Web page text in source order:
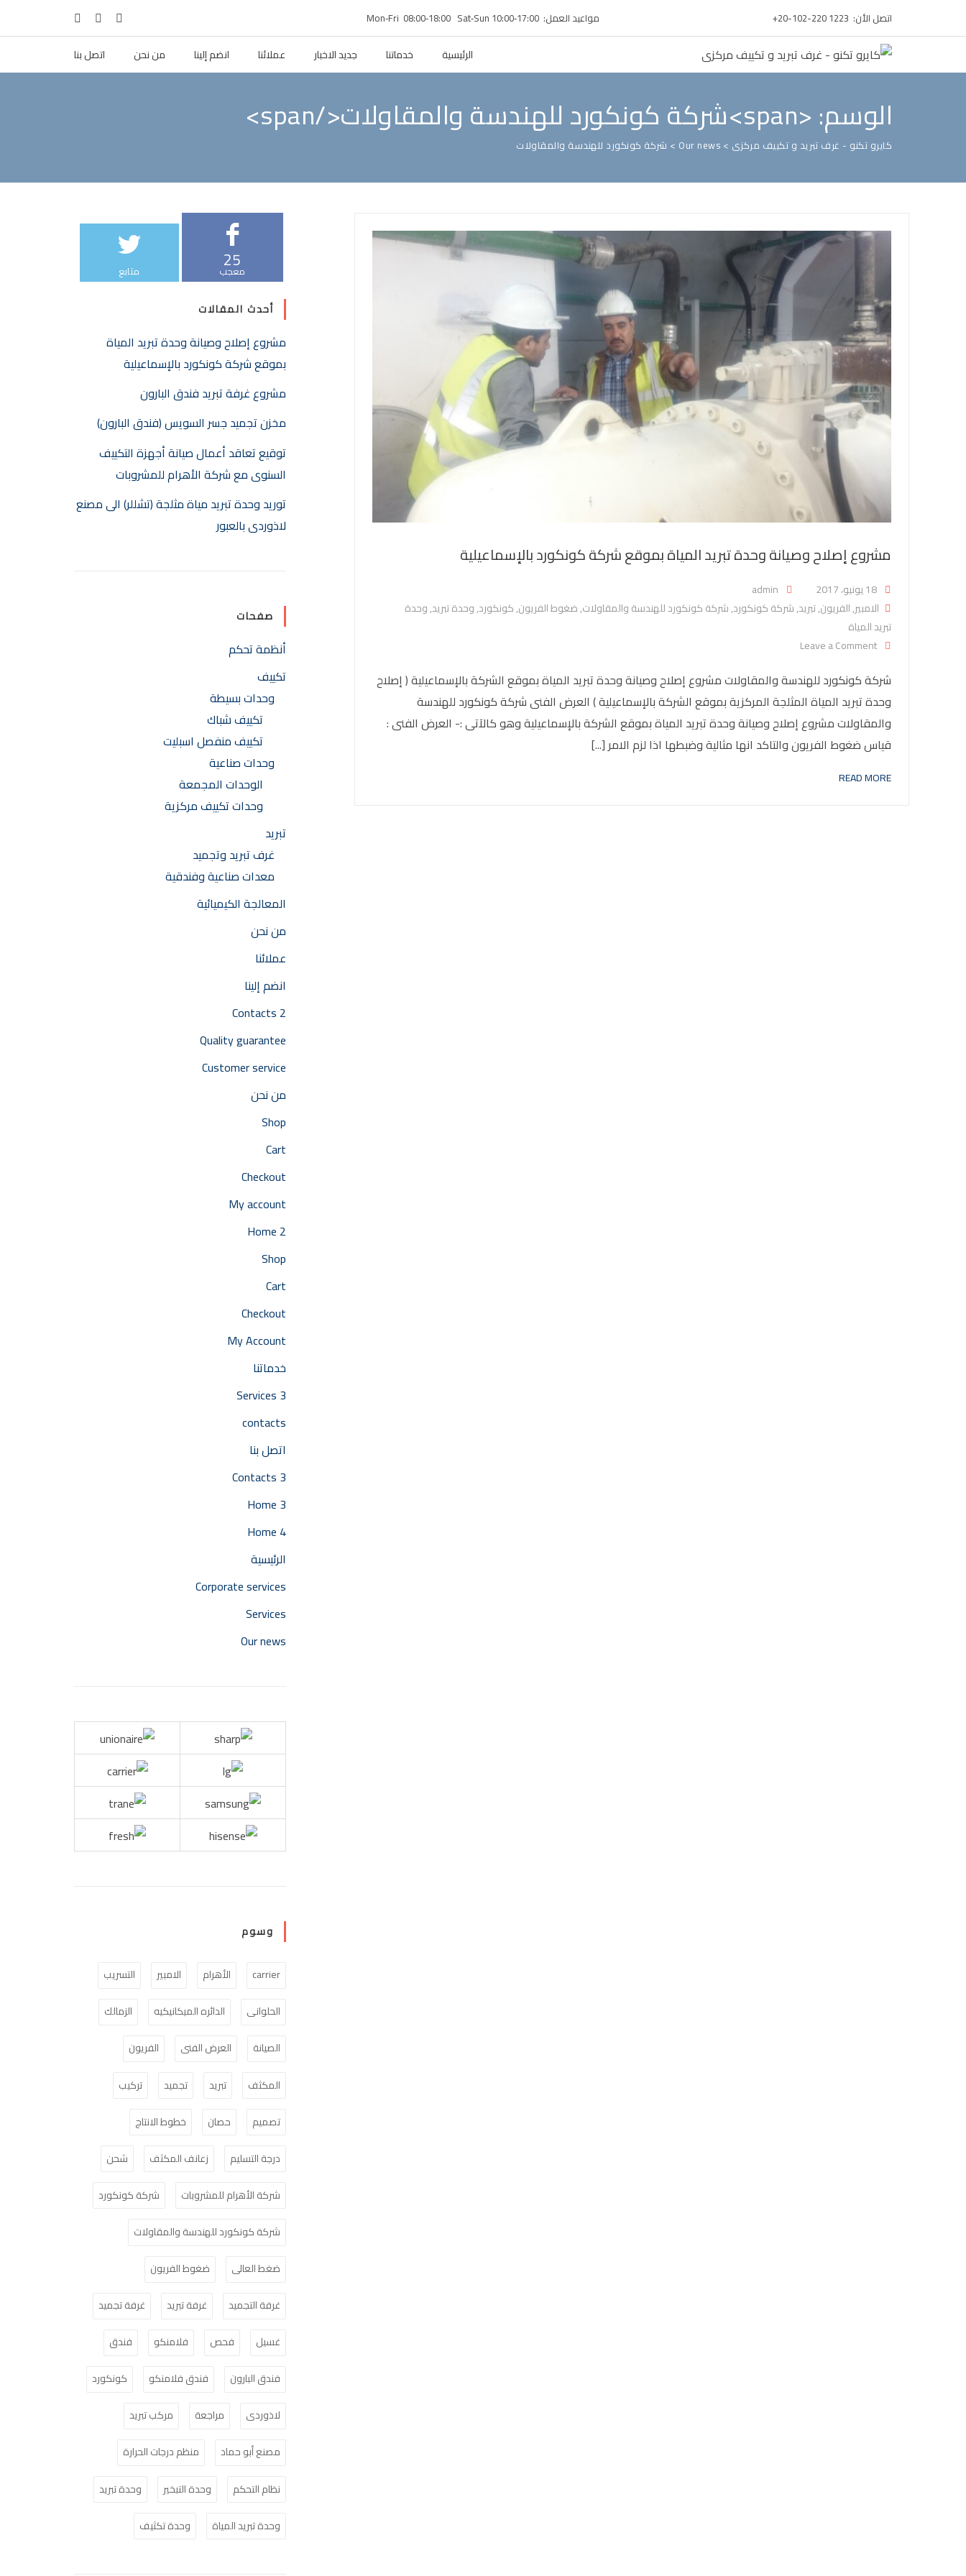
مواعيد العمل: Mon‑Fri 08:00‑18:00 Sat‑Sun 10:00‑17:00 اتصل الأن: ⁦+20-102-220 1223⁩
الرئيسية خدماتنا جديد الاخبار عملائنا انضم إلينا من نحن اتصل بنا
الوسم: <span>شركة كونكورد للهندسة والمقاولات</span>
كايرو تكنو - غرف تبريد و تكييف مركزى >
Our news
> شركة كونكورد للهندسة والمقاولات
مشروع إصلاح وصيانة وحدة تبريد المياة بموقع شركة كونكورد بالإسماعيلية
Posted on
18 يونيو، 2017
admin
الامبير,الفريون,تبريد,شركة كونكورد,شركة كونكورد للهندسة والمقاولات,ضغوط الفريون,كونكورد,وحدة تبريد,وحدة
تبريد المياة
Leave a Comment
شركة كونكورد للهندسة والمقاولات مشروع إصلاح وصيانة وحدة تبريد المياة بموقع الشركة بالإسماعيلية ( إصلاح
وحدة تبريد المياة المثلجة المركزية بموقع الشركة بالإسماعيلية ) العرض الفنى شركة كونكورد للهندسة
والمقاولات مشروع إصلاح وصيانة وحدة تبريد المياة بموقع الشركة بالإسماعيلية وهو كالآتى :- العرض الفنى :
قياس ضغوط الفريون والتاكد انها مثالية وضبطها اذا لزم الامر [...]
READ MORE
25
معجب متابع
أحدث المقالات
مشروع إصلاح وصيانة وحدة تبريد المياة
بموقع شركة كونكورد بالإسماعيلية
مشروع غرفة تبريد فندق البارون
مخزن تجميد جسر السويس (فندق البارون)
توقيع تعاقد أعمال صيانة أجهزة التكييف
السنوى مع شركة الأهرام للمشروبات
توريد وحدة تبريد مياة مثلجة (تشللر) الى مصنع
لاذوردى بالعبور
صفحات
أنظمة تحكم
تكييف
وحدات بسيطة
تكييف شباك
تكييف منفصل اسبليت
وحدات صناعية
الوحدات المجمعة
وحدات تكييف مركزية
تبريد
غرف تبريد وتجميد
معدات صناعية وفندقية
المعالجة الكيميائية
من نحن
عملائنا
انضم إلينا
Contacts 2
Quality guarantee
Customer service
من نحن
Shop
Cart
Checkout
My account
Home 2
Shop
Cart
Checkout
My Account
خدماتنا
Services 3
contacts
اتصل بنا
Contacts 3
Home 3
Home 4
الرئيسية
Corporate services
Services
Our news
وسوم
carrier الأهرام الامبير
التسريب
الحلوانى
الدائره الميكانيكيه
الزمالك
الصيانة
العرض الفنى
الفريون
المكثف
تبريد تجميد
تركيب
تصميم
حصان
خطوط الانتاج
درجة التسليم
زعانف المكثف
شحن
شركة الأهرام للمشروبات
شركة كونكورد
شركة كونكورد للهندسة والمقاولات
ضغط العالى
ضغوط الفريون
غرفة التجميد
غرفة تبريد
غرفة تجميد
غسيل
فحص فلامنكو
فندق
فندق البارون
فندق فلامنكو
كونكورد
لاذوردى
مراجعة
مركب تبريد
مصنع أبو حماد
منظم درجات الحرارة
نظام التحكم
وحدة التبخير
وحدة تبريد
وحدة تبريد المياة
وحدة تكثيف